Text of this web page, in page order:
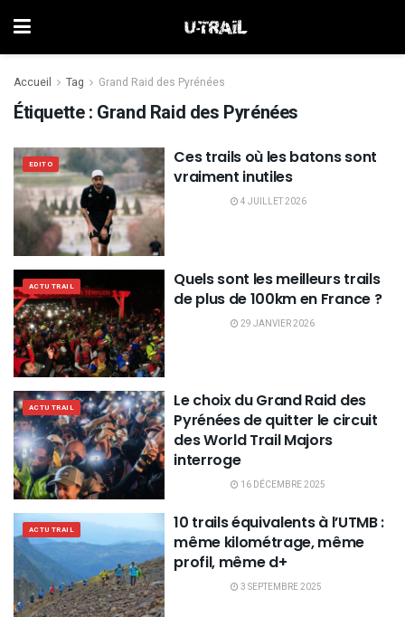
Accueil Tag Grand Raid des Pyrénées
Étiquette : Grand Raid des Pyrénées
EDITO
Ces trails où les batons sont
vraiment inutiles
4 JUILLET 2026
ACTU TRAIL
Quels sont les meilleurs trails
de plus de 100km en France ?
29 JANVIER 2026
ACTU TRAIL
Le choix du Grand Raid des
Pyrénées de quitter le circuit
des World Trail Majors
interroge
16 DÉCEMBRE 2025
ACTU TRAIL
10 trails équivalents à l’UTMB :
même kilométrage, même
profil, même d+
3 SEPTEMBRE 2025